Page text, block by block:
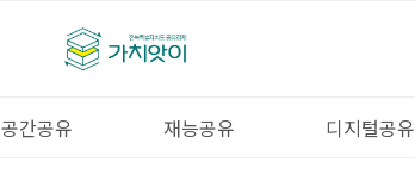
공간공유 재능공유 디지털공유